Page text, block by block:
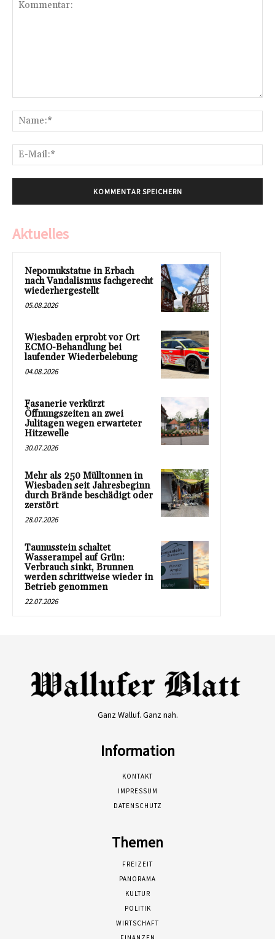
Aktuelles
Nepomukstatue in Erbach
nach Vandalismus fachgerecht
wiederhergestellt
05.08.2026
Wiesbaden erprobt vor Ort
ECMO-Behandlung bei
laufender Wiederbelebung
04.08.2026
Fasanerie verkürzt
Öffnungszeiten an zwei
Julitagen wegen erwarteter
Hitzewelle
30.07.2026
Mehr als 250 Mülltonnen in
Wiesbaden seit Jahresbeginn
durch Brände beschädigt oder
zerstört
28.07.2026
Taunusstein schaltet
Wasserampel auf Grün:
Verbrauch sinkt, Brunnen
werden schrittweise wieder in
Betrieb genommen
22.07.2026
Ganz Walluf. Ganz nah.
Information
KONTAKT
IMPRESSUM
DATENSCHUTZ
Themen
FREIZEIT
PANORAMA
KULTUR
POLITIK
WIRTSCHAFT